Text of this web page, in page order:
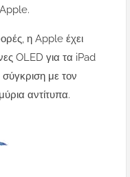
η Apple έχει
OLED για τα iPad
με τον
αντίτυπα.